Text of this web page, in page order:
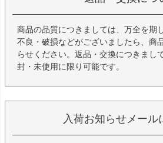
商品の品質につきましては、万全を期
不良・破損などがございましたら、商
らせください。返品・交換につきまし
封・未使用に限り可能です。
入荷お知らせメール